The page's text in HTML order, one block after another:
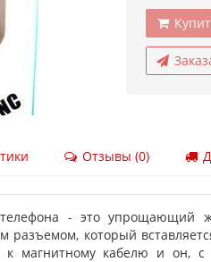
Отзывы (0)
- это упрощающий
который
к магнитному кабелю и он,